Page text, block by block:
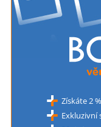
Získáte 2
Exkluzivní